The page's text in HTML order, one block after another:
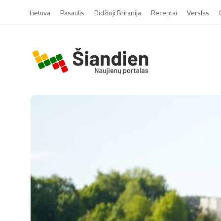
Lietuva Pasaulis Didžioji Britanija Receptai Verslas
S
i
e